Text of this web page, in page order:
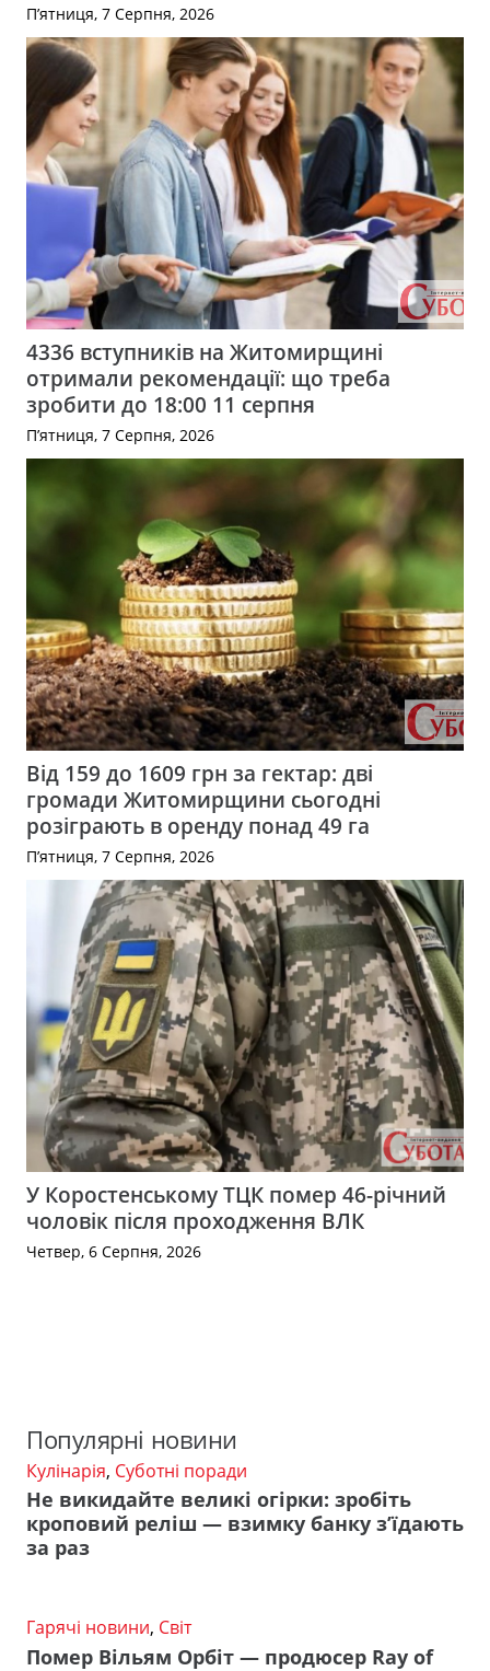
П’ятниця, 7 Серпня, 2026
4336 вступників на Житомирщині
отримали рекомендації: що треба
зробити до 18:00 11 серпня
П’ятниця, 7 Серпня, 2026
Від 159 до 1609 грн за гектар: дві
громади Житомирщини сьогодні
розіграють в оренду понад 49 га
П’ятниця, 7 Серпня, 2026
У Коростенському ТЦК помер 46-річний
чоловік після проходження ВЛК
Четвер, 6 Серпня, 2026
Популярні новини
Кулінарія, Суботні поради
Не викидайте великі огірки: зробіть
кроповий реліш — взимку банку з’їдають
за раз
Гарячі новини, Світ
Помер Вільям Орбіт — продюсер Ray of